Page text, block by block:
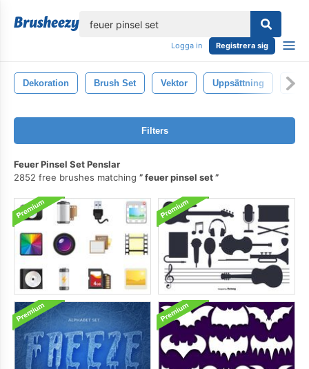
Logga in Registrera sig
Dekoration Brush Set Vektor Uppsättning
Filters
Feuer Pinsel Set Penslar
2852 free brushes matching
feuer pinsel set